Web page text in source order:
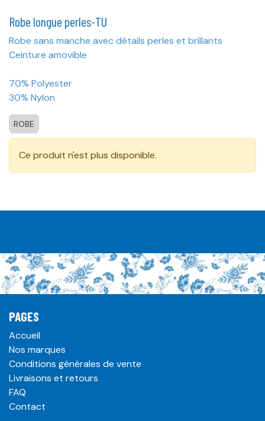
Robe longue perles-TU
Robe sans manche avec détails perles et brillants
Ceinture amovible
70% Polyester
30% Nylon
ROBE
Ce produit n'est plus disponible.
PAGES
Accueil
Nos marques
Conditions générales de vente
Livraisons et retours
FAQ
Contact